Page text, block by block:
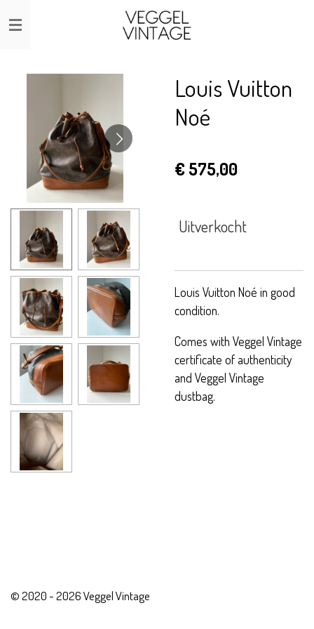
Ga
direct
Louis Vuitton
Noé
€ 575,00
Uitverkocht
Louis Vuitton Noé in good
condition.
Comes with Veggel Vintage
certificate of authenticity
and Veggel Vintage
dustbag.
© 2020 - 2026 Veggel Vintage